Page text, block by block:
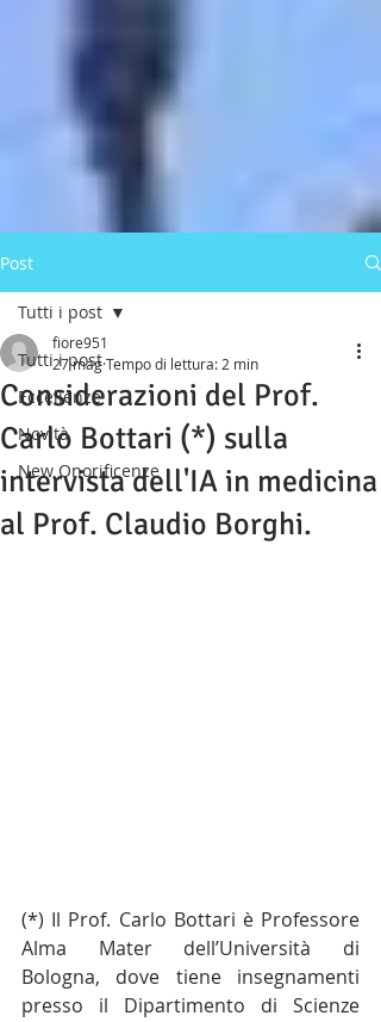
Post
Tutti i post
Eccellenze
Novità
New Onorificenze
Tutti i post
Considerazioni del Prof.
Carlo Bottari (*) sulla
intervista dell'IA in medicina
al Prof. Claudio Borghi.
fiore951
27 magTempo di lettura: 2 min
(*) Il Prof. Carlo Bottari è Professore
Alma Mater dell’Università di
Bologna, dove tiene insegnamenti
presso il Dipartimento di Scienze